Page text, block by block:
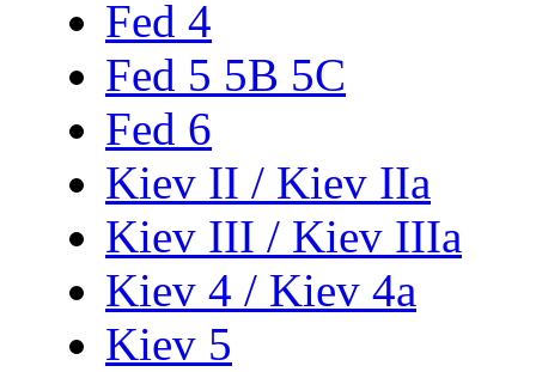
Fed 4
Fed 5 5B 5C
Fed 6
Kiev II / Kiev IIa
Kiev III / Kiev IIIa
Kiev 4 / Kiev 4a
Kiev 5